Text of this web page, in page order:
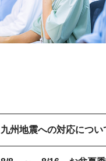
九州地震への対応につい